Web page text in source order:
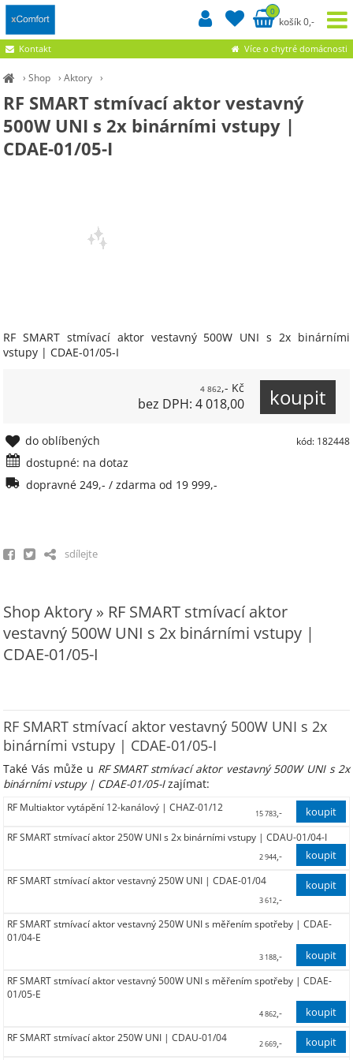
›Shop ›Aktory ›
RF SMART stmívací aktor vestavný
500W UNI s 2x binárními vstupy |
CDAE-01/05-I
RF SMART stmívací aktor vestavný 500W UNI s 2x binárními
vstupy | CDAE-01/05-I
4 862,- Kč
bez DPH: 4 018,00
kód: 182448
do oblíbených
dostupné: na dotaz
dopravné 249,- / zdarma od 19 999,-
sdílejte
Shop Aktory » RF SMART stmívací aktor
vestavný 500W UNI s 2x binárními vstupy |
CDAE-01/05-I
RF SMART stmívací aktor vestavný 500W UNI s 2x
binárními vstupy | CDAE-01/05-I
Také Vás může u RF SMART stmívací aktor vestavný 500W UNI s 2x
binárními vstupy | CDAE-01/05-Izajímat:
RF Multiaktor vytápění 12-kanálový | CHAZ-01/12 15 783,-
13 044,00
RF SMART stmívací aktor 250W UNI s 2x binárními vstupy | CDAU-01/04-I
2 944,-
2 433,00
RF SMART stmívací aktor vestavný 250W UNI | CDAE-01/04
3 612,-
2 985,00
RF SMART stmívací aktor vestavný 250W UNI s měřením spotřeby | CDAE-
01/04-E
3 188,-
2 634,97
RF SMART stmívací aktor vestavný 500W UNI s měřením spotřeby | CDAE-
01/05-E
4 862,-
4 018,00
RF SMART stmívací aktor 250W UNI | CDAU-01/04 2 669,-
0
košík 0,-
Více o chytré domácnosti
Kontakt